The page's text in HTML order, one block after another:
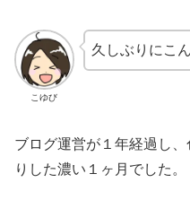
こゆび
久しぶりにこ
ブログ運営が１年経過し
りした濃い１ヶ月でした。